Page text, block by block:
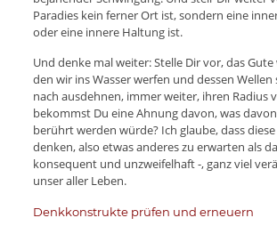
Paradies kein ferner Ort ist, sondern eine
oder eine innere Haltung ist.
Und denke mal weiter: Stelle Dir vor, das Gute
den wir ins Wasser werfen und dessen Wellen
nach ausdehnen, immer weiter, ihren Radius
bekommst Du eine Ahnung davon, was
berührt werden würde? Ich glaube, dass
denken, also etwas anderes zu erwarten als
konsequent und unzweifelhaft -, ganz viel
unser aller Leben.
Denkkonstrukte prüfen und erneuern